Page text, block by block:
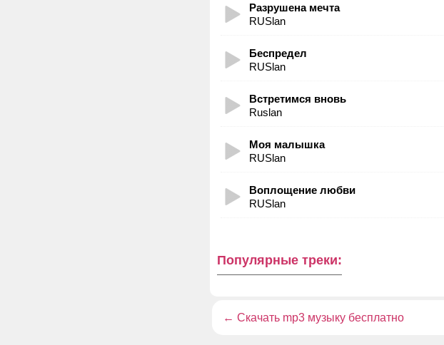
Разрушена мечта
RUSlan
Беспредел
RUSlan
Встретимся вновь
Ruslan
Моя малышка
RUSlan
Воплощение любви
RUSlan
Популярные треки:
← Скачать mp3 музыку бесплатно